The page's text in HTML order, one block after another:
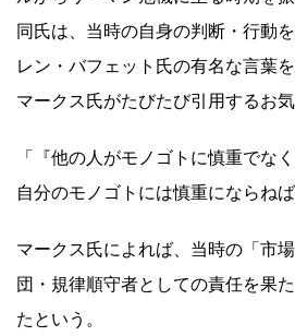
同氏は、当時の自身の判断・行動
レン・バフェット氏の有名な言葉
マークス氏がたびたび引用するお
「『他の人がモノゴトに慎重でな
自分のモノゴトには慎重にならねば
マークス氏によれば、当時の「市
団・規律順守者としての責任を果
たという。